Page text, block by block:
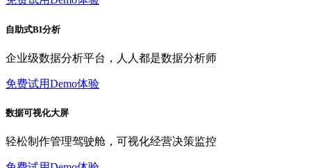
自助式BI分析
企业级数据分析平台，人人都是数据分析师
免费试用Demo体验
数据可视化大屏
轻松制作管理驾驶舱，可视化经营决策监控